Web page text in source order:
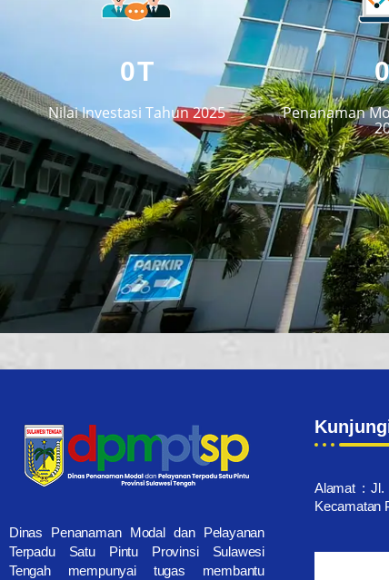
0T
Nilai Investasi Tahun 2025
0
Penanaman
Dinas Penanaman Modal dan Pelayanan
Terpadu Satu Pintu Provinsi Sulawesi
Tengah mempunyai tugas membantu
Alamat : Jl.
Kecamatan